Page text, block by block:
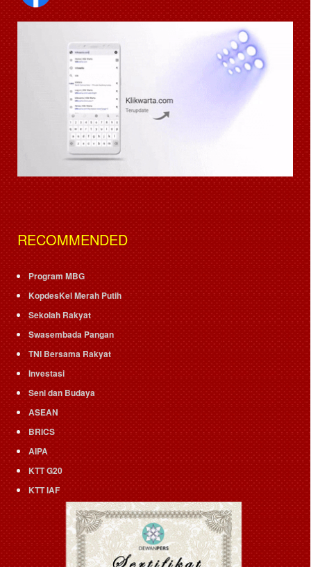
RECOMMENDED
Program MBG
KopdesKel Merah Putih
Sekolah Rakyat
Swasembada Pangan
TNI Bersama Rakyat
Investasi
Seni dan Budaya
ASEAN
BRICS
AIPA
KTT G20
KTT IAF